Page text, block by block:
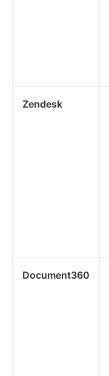
Zendesk
Document360